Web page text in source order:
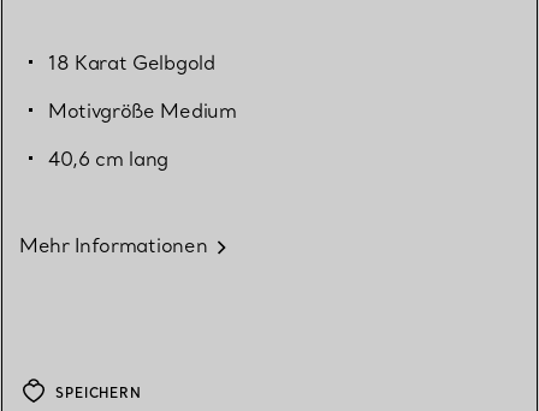
18 Karat Gelbgold
Motivgröße Medium
40,6 cm lang
Mehr Informationen
SPEICHERN